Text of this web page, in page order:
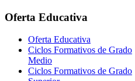
Oferta Educativa
Oferta Educativa
Ciclos Formativos de Grado
Medio
Ciclos Formativos de Grado